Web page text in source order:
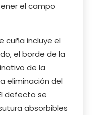
el campo
cuña incluye el
el borde de la
de la
eliminación del
defecto se
absorbibles